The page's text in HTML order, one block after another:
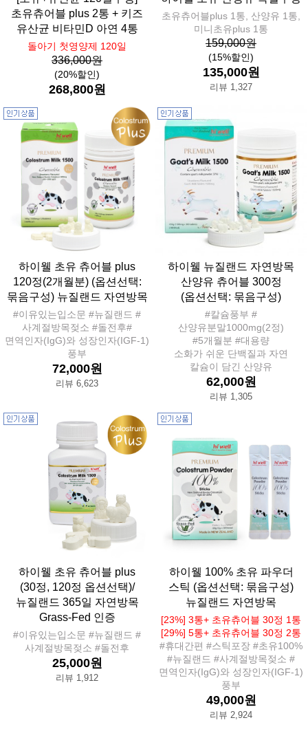
초유츄어블 plus 2통 + 키즈
유산균 비타민D 아연 4통
돌아기 첫영양제 120일
336,000원
(20%할인)
268,800원
초유츄어블plus 1통, 산양유 1통,
미니초유plus 1통
159,000원
(15%할인)
135,000원
리뷰 1,327
하이웰 초유 츄어블 plus
120정(2개월분) (옵션선택:
묶음구성) 뉴질랜드 자연방목
#이유있는입소문 #뉴질랜드 #
사계절방목젖소 #돌전후#
면역인자(IgG)와 성장인자(IGF-1)
풍부
72,000원
리뷰 6,623
하이웰 뉴질랜드 자연방목
산양유 츄어블 300정
(옵션선택: 묶음구성)
#칼슘풍부 #
산양유분말1000mg(2정)
#5개월분 #대용량
소화가 쉬운 단백질과 자연
칼슘이 담긴 산양유
62,000원
리뷰 1,305
하이웰 초유 츄어블 plus
(30정, 120정 옵션선택)/
뉴질랜드 365일 자연방목
Grass-Fed 인증
#이유있는입소문 #뉴질랜드 #
사계절방목젖소 #돌전후
25,000원
리뷰 1,912
하이웰 100% 초유 파우더
스틱 (옵션선택: 묶음구성)
뉴질랜드 자연방목
[23%] 3통+ 초유츄어블 30정 1통
[29%] 5통+ 초유츄어블 30정 2통
#휴대간편 #스틱포장 #초유100%
#뉴질랜드 #사계절방목젖소 #
면역인자(IgG)와 성장인자(IGF-1)
풍부
49,000원
리뷰 2,924